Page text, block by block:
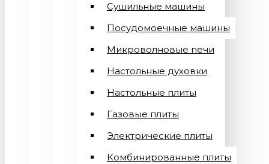
Сушильные машины
Посудомоечные машины
Микроволновые печи
Настольные духовки
Настольные плиты
Газовые плиты
Электрические плиты
Комбинированные плиты